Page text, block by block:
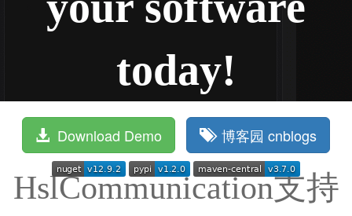
today!
Download Demo 博客园 cnblogs
HslCommunication支持